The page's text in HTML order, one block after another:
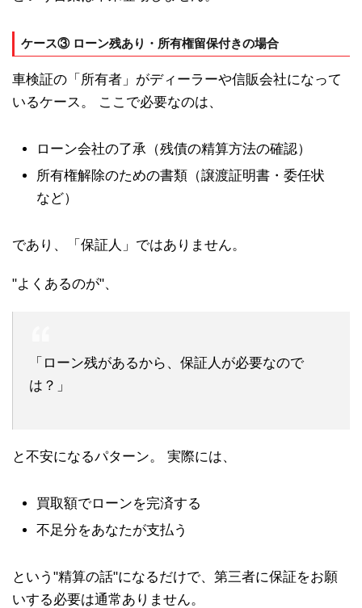
ケース③ ローン残あり・所有権留保付きの場合
車検証の「所有者」がディーラーや信販会社になって
いるケース。 ここで必要なのは、
ローン会社の了承（残債の精算方法の確認）
所有権解除のための書類（譲渡証明書・委任状
など）
であり、「保証人」ではありません。
"よくあるのが"、
「ローン残があるから、保証人が必要なので
は？」
と不安になるパターン。 実際には、
買取額でローンを完済する
不足分をあなたが支払う
という"精算の話"になるだけで、第三者に保証をお願
いする必要は通常ありません。